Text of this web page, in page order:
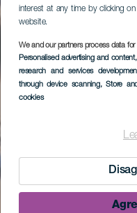
interest at any time by clicking
website.
We and our partners process data
Personalised advertising and
research and services
through device scanning, Store
cookies